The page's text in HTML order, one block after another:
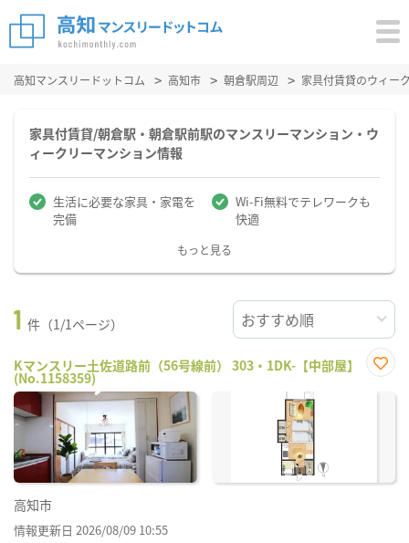
高知マンスリードットコム 高知市 朝倉駅周辺 家具付賃貸のウィー
家具付賃貸/朝倉駅・朝倉駅前駅のマンスリーマンション・ウ
ィークリーマンション情報
生活に必要な家具・家電を
完備
Wi-Fi無料でテレワークも
快適
もっと見る
1 件（1/1ページ）
Kマンスリー土佐道路前（56号線前） 303・1DK-【中部屋】
(No.1158359)
に入
高知市
情報更新日 2026/08/09 10:55